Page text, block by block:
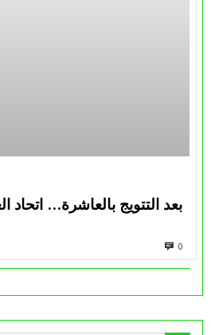
بعد التتويج بالعاشرة…
0